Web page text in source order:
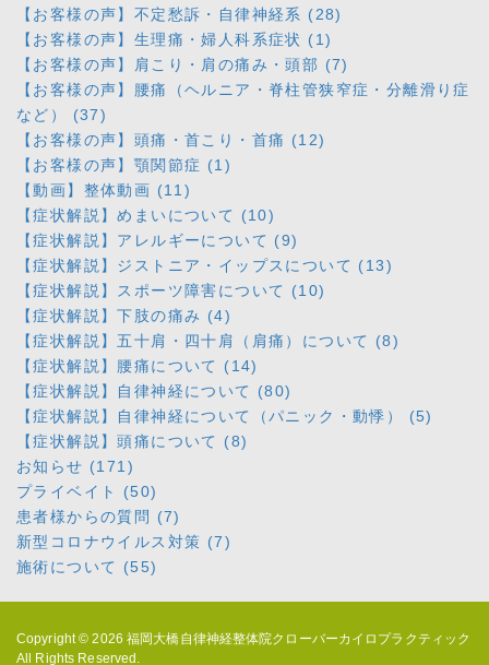
【お客様の声】不定愁訴・自律神経系 (28)
【お客様の声】生理痛・婦人科系症状 (1)
【お客様の声】肩こり・肩の痛み・頭部 (7)
【お客様の声】腰痛（ヘルニア・脊柱管狭窄症・分離滑り症
など） (37)
【お客様の声】頭痛・首こり・首痛 (12)
【お客様の声】顎関節症 (1)
【動画】整体動画 (11)
【症状解説】めまいについて (10)
【症状解説】アレルギーについて (9)
【症状解説】ジストニア・イップスについて (13)
【症状解説】スポーツ障害について (10)
【症状解説】下肢の痛み (4)
【症状解説】五十肩・四十肩（肩痛）について (8)
【症状解説】腰痛について (14)
【症状解説】自律神経について (80)
【症状解説】自律神経について（パニック・動悸） (5)
【症状解説】頭痛について (8)
お知らせ (171)
プライベイト (50)
患者様からの質問 (7)
新型コロナウイルス対策 (7)
施術について (55)
Copyright © 2026福岡大橋自律神経整体院クローバーカイロプラクティック
All Rights Reserved.